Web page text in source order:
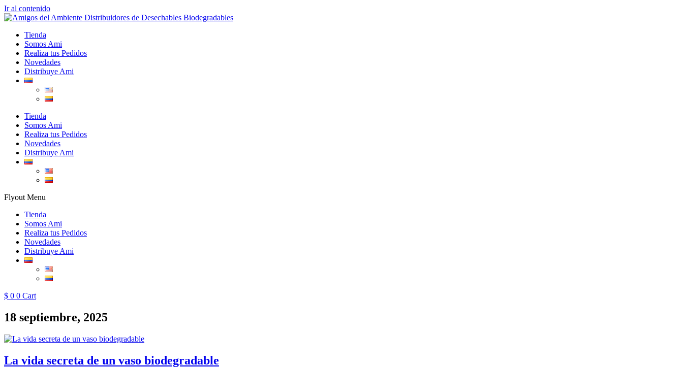
Ir al contenido
Tienda
Somos Ami
Realiza tus Pedidos
Novedades
Distribuye Ami
Tienda
Somos Ami
Realiza tus Pedidos
Novedades
Distribuye Ami
Flyout Menu
Tienda
Somos Ami
Realiza tus Pedidos
Novedades
Distribuye Ami
$ 0 0 Cart
18 septiembre, 2025
La vida secreta de un vaso biodegradable